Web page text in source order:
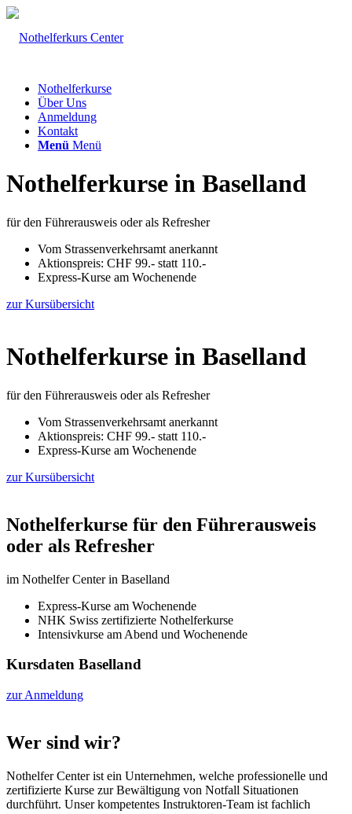
Nothelferkurse
Über Uns
Anmeldung
Kontakt
Menü Menü
Nothelferkurse in Baselland
für den Führerausweis oder als Refresher
Vom Strassenverkehrsamt anerkannt
Aktionspreis: CHF 99.- statt 110.-
Express-Kurse am Wochenende
zur Kursübersicht
Nothelferkurse in Baselland
für den Führerausweis oder als Refresher
Vom Strassenverkehrsamt anerkannt
Aktionspreis: CHF 99.- statt 110.-
Express-Kurse am Wochenende
zur Kursübersicht
Nothelferkurse für den Führerausweis
oder als Refresher
im Nothelfer Center in Baselland
Express-Kurse am Wochenende
NHK Swiss zertifizierte Nothelferkurse
Intensivkurse am Abend und Wochenende
Kursdaten Baselland
zur Anmeldung
Wer sind wir?
Nothelfer Center ist ein Unternehmen, welche professionelle und
zertifizierte Kurse zur Bewältigung von Notfall Situationen
durchführt. Unser kompetentes Instruktoren-Team ist fachlich